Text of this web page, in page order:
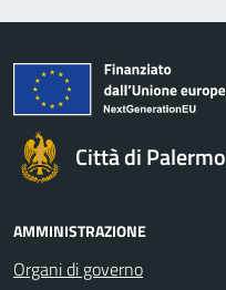
Città di Palermo
AMMINISTRAZIONE
Organi di governo